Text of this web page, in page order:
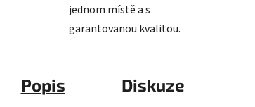
jednom místě a s
garantovanou kvalitou.
Popis Diskuze